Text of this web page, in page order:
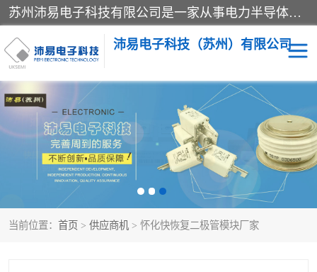
苏州沛易电子科技有限公司是一家从事电力半导体器件和电子元器件的专业代理及分销商，产品包括：IGBT模块、IPM模块、PIM模块、二极管、三极管、可控硅、整流桥、IGBT单管、IGBT电路驱动板、GTR达林顿模块、快恢复二极管、肖特基二极管、熔断器、IC集成电路、快速熔断器等。
沛易电子科技（苏州）有限公司
当前位置： 首页 > 供应商机 > 怀化快恢复二极管模块厂家
西门康 英飞凌
快恢复二极管 英飞凌IGBT模块
英飞凌可控硅模块 IXYS艾赛斯可控硅
SEMIKRON西门康IGBT SEMIKRON西门康可控硅